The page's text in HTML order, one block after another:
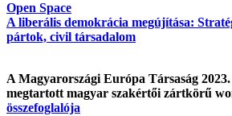
Open Space
A liberális demokrácia megújítása:
pártok, civil társadalom
A Magyarországi Európa Társaság
megtartott magyar szakértői zártkörű
összefoglalója